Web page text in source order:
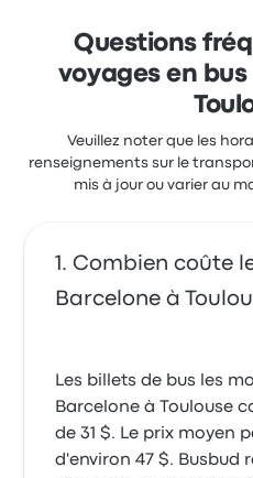
clients récents
J'ai aimé ce trajet
particulièrement le
avec nous souriant et
4.0 sur 5 étoiles
Sonia B.
5 août 2024
chauffeur JUAN qui a été
professionnel jusqu’à notre
Rien à redire, tout s’est
étaient respectés, nous
avance alors que nous
57 $Questions
voyages en
Veuillez noter que les
renseignements sur le
mis à jour ou varier au
Combien coûte
Barcelone à
Les billets de bus les
Barcelone à Toulouse
de 31 $. Le prix moyen
d'environ 47 $. Busbud